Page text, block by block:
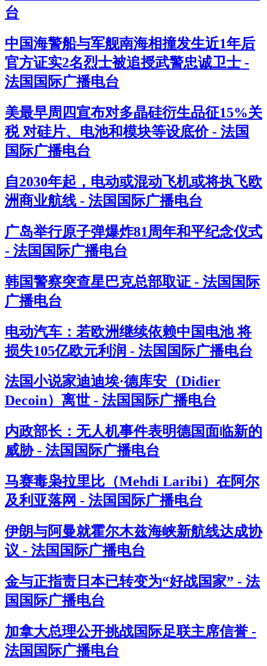
台
中国海警船与军舰南海相撞发生近1年后
官方证实2名烈士被追授武警忠诚卫士 -
法国国际广播电台
美最早周四宣布对多晶硅衍生品征15%关
税 对硅片、电池和模块等设底价 - 法国
国际广播电台
自2030年起，电动或混动飞机或将执飞欧
洲商业航线 - 法国国际广播电台
广岛举行原子弹爆炸81周年和平纪念仪式
- 法国国际广播电台
韩国警察突查星巴克总部取证 - 法国国际
广播电台
电动汽车：若欧洲继续依赖中国电池 将
损失105亿欧元利润 - 法国国际广播电台
法国小说家迪迪埃·德库安（Didier
Decoin）离世 - 法国国际广播电台
内政部长：无人机事件表明德国面临新的
威胁 - 法国国际广播电台
马赛毒枭拉里比（Mehdi Laribi）在阿尔
及利亚落网 - 法国国际广播电台
伊朗与阿曼就霍尔木兹海峡新航线达成协
议 - 法国国际广播电台
金与正指责日本已转变为“好战国家” - 法
国国际广播电台
加拿大总理公开挑战国际足联主席信誉 -
法国国际广播电台